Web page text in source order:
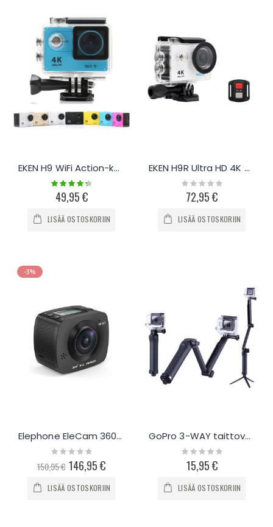
EKEN H9 WiFi Action-kamera
Rating:
90%
49,95 €
LISÄÄ OSTOSKORIIN
EKEN H9R Ultra HD 4K WiFi -kamera
Rating:
0%
72,95 €
LISÄÄ OSTOSKORIIN
-3%
Elephone EleCam 360° WiFi-kamera
Rating:
150,95 € Special
Price
146,95 €
LISÄÄ OSTOSKORIIN
GoPro 3-WAY taittovarsi
Rating:
0%
15,95 €
LISÄÄ OSTOSKORIIN